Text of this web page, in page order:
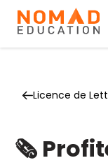
Licence de
🗞️